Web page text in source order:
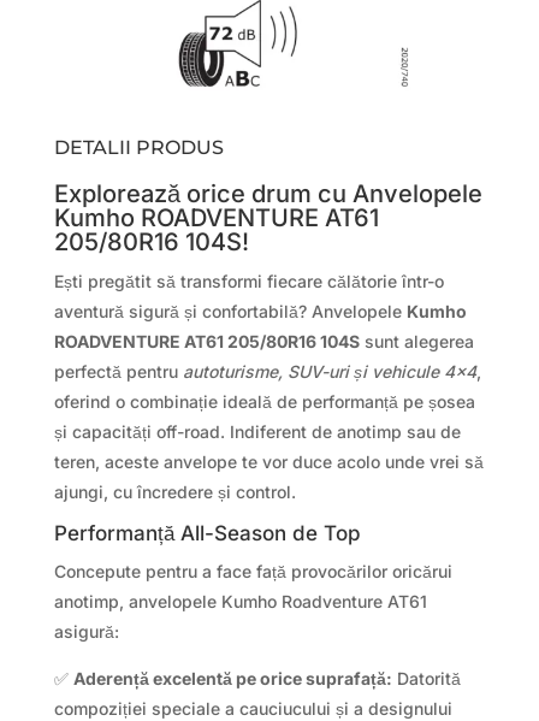
DETALII PRODUS
Explorează orice drum cu Anvelopele
Kumho ROADVENTURE AT61
205/80R16 104S!
Ești pregătit să transformi fiecare călătorie într-o
aventură sigură și confortabilă? Anvelopele Kumho
ROADVENTURE AT61 205/80R16 104Ssunt alegerea
perfectă pentru autoturisme, SUV-uri și vehicule 4×4,
oferind o combinație ideală de performanță pe șosea
și capacități off-road. Indiferent de anotimp sau de
teren, aceste anvelope te vor duce acolo unde vrei să
ajungi, cu încredere și control.
Performanță All-Season de Top
Concepute pentru a face față provocărilor oricărui
anotimp, anvelopele Kumho Roadventure AT61
asigură:
✅ Aderență excelentă pe orice suprafață: Datorită
compoziției speciale a cauciucului și a designului